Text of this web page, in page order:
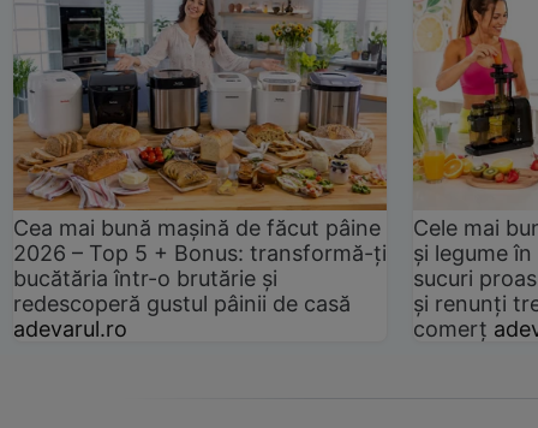
Cea mai bună mașină de făcut pâine
2026 – Top 5 + Bonus: transformă-ți
bucătăria într-o brutărie și
redescoperă gustul pâinii de casă
adevarul.ro
Cele mai
și legume
sucuri
și renunți
comerț